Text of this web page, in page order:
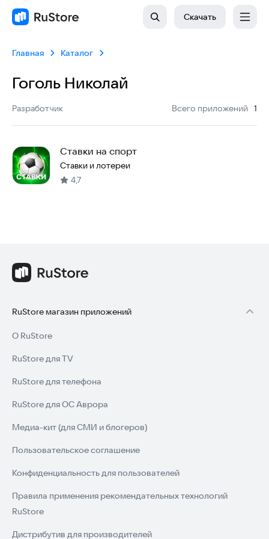
Скачать
Главная Каталог
Гоголь Николай
Разработчик Всего приложений
: 1
Ставки на спорт
Ставки и лотереи
4,7
RuStore магазин приложений
О RuStore
RuStore для TV
RuStore для телефона
RuStore для ОС Аврора
Медиа-кит (для СМИ и блогеров)
Пользовательское соглашение
Конфиденциальность для пользователей
Правила применения рекомендательных технологий
RuStore
Дистрибутив для производителей